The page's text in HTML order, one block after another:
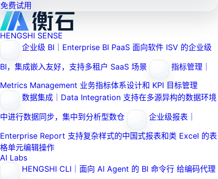
免费试用
HENGSHI SENSE
企业级 BI｜Enterprise BI PaaS 面向软件 ISV 的企业级
BI，集成嵌入友好，支持多租户 SaaS 场景
指标管理｜
Metrics Management 业务指标体系设计和 KPI 目标管理
数据集成｜Data Integration 支持在多源异构的数据环境
中进行数据同步，集中到分析型数仓
企业级报表｜
Enterprise Report 支持复杂样式的中国式报表和类 Excel 的表
格单元编辑操作
AI Labs
HENGSHI CLI｜面向 AI Agent 的 BI 命令行 给编码代理